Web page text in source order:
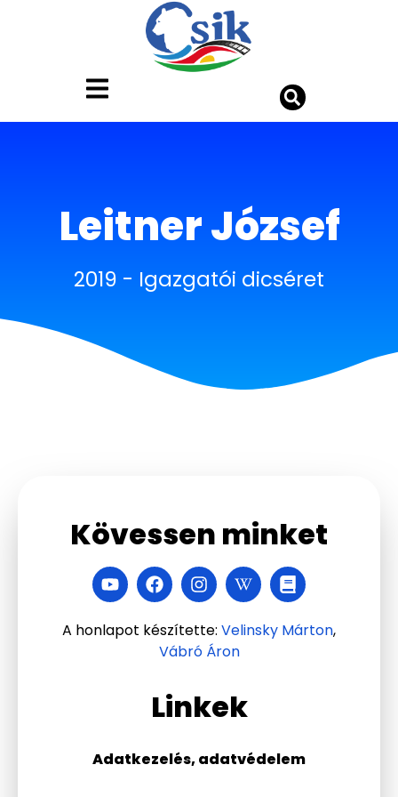
Leitner József
2019 - Igazgatói dicséret
Linkek
Adatkezelés, adatvédelem
Kövessen minket
A honlapot készítette: Velinsky Márton,
Vábró Áron